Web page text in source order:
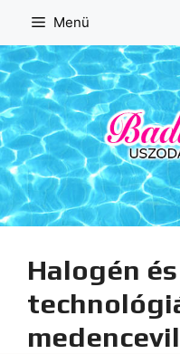
tartalomba
Menü
Halogén és